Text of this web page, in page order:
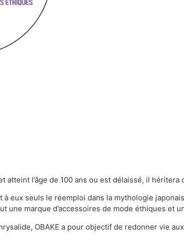
l’âge de 100 ans ou est délaissé, il héritera
à eux seuls le réemploi dans la mythologie
une marque d’accessoires de mode éthiques et
OBAKE a pour objectif de redonner vie